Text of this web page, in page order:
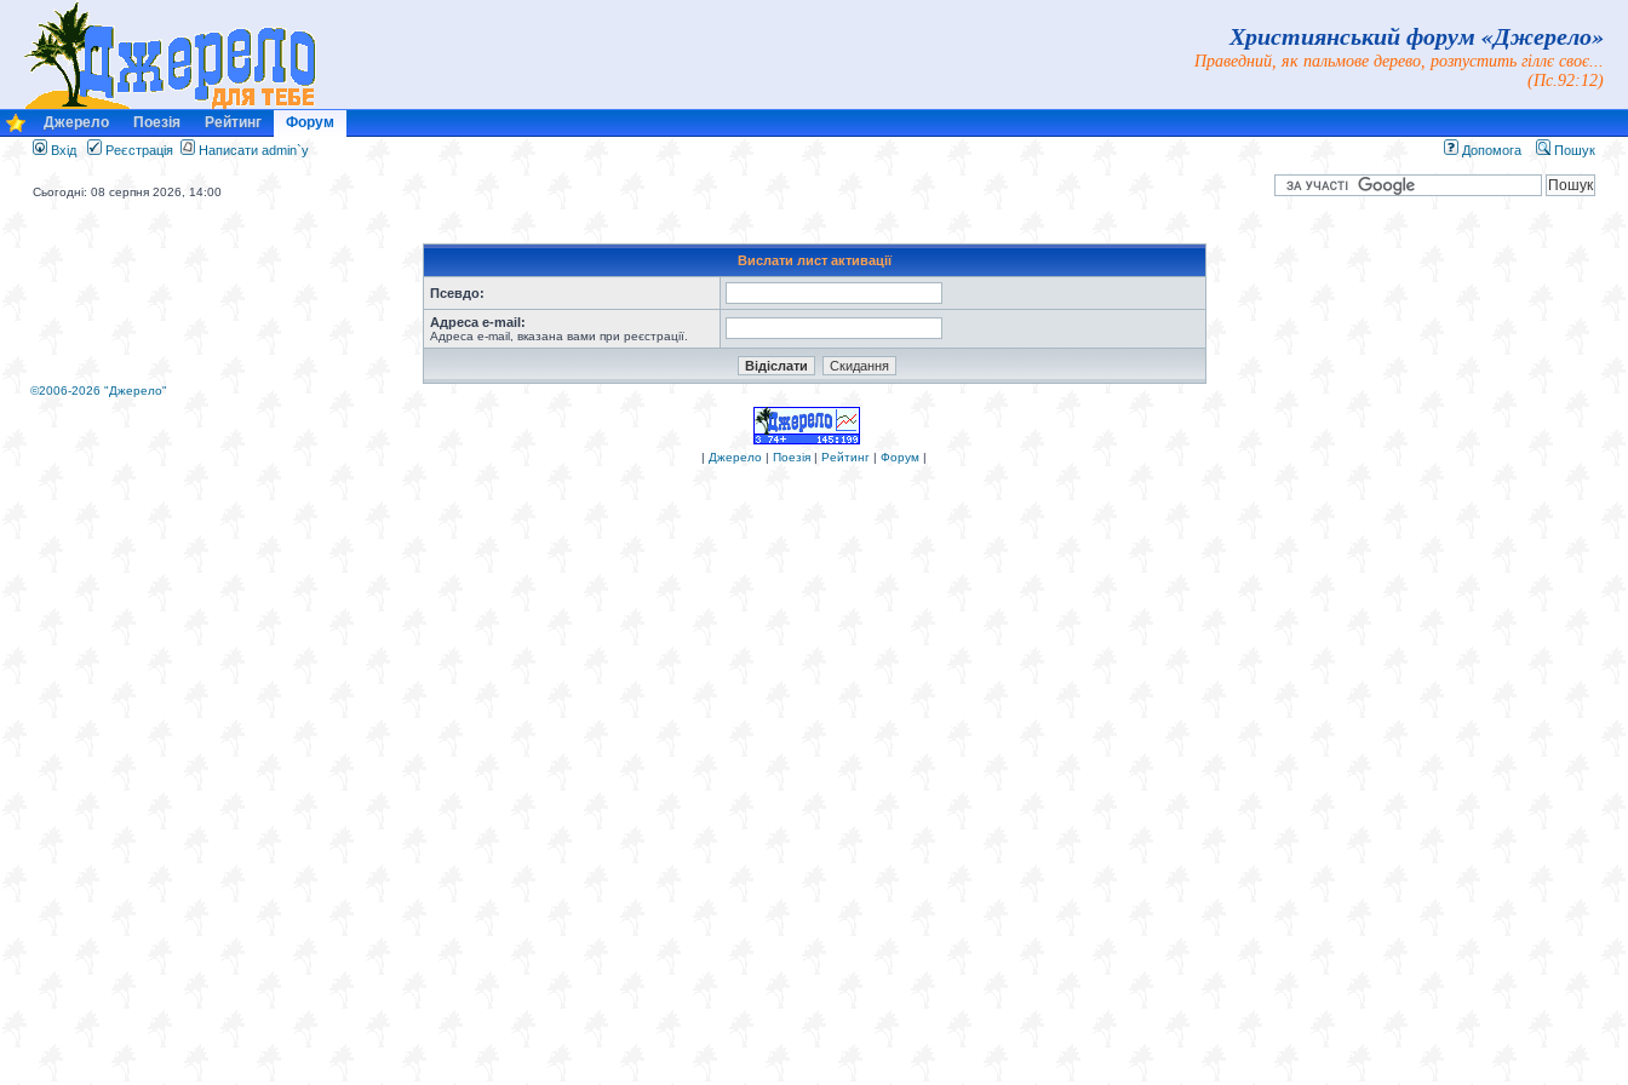
Християнський форум «Джерело»
Праведний, як пальмове дерево, розпустить гіллє своє...
(Пс.92:12)
Джерело Поезія Рейтинг Форум
Вхід Реєстрація Написати admin`у Допомога Пошук
Сьогодні: 08 серпня 2026, 14:00
Вислати лист активації
Псевдо:
Адреса e-mail:
Адреса e-mail, вказана вами при реєстрації.
©2006-2026 "Джерело"
| Джерело | Поезія | Рейтинг | Форум |